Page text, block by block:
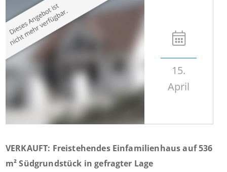
15.
April
VERKAUFT: Freistehendes Einfamilienhaus auf 536
m² Südgrundstück in gefragter Lage